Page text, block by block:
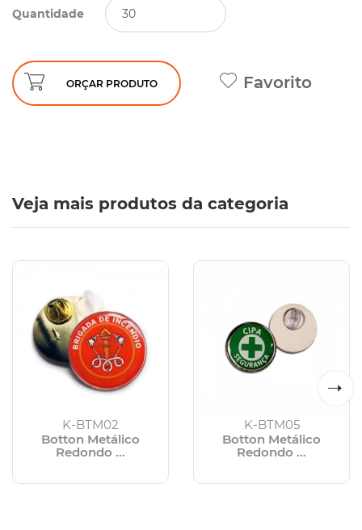
Quantidade
ORÇAR PRODUTO Favorito
Veja mais produtos da categoria
K-BTM02
Botton Metálico
Redondo ...
K-BTM05
Botton Metálico
Redondo ...